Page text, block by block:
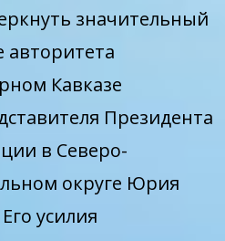
значительный
авторитета
Кавказе
Президента
в Северо-
округе Юрия
усилия